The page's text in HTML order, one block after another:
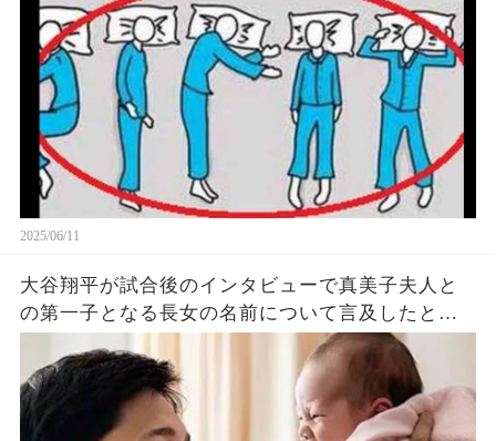
悔
2025/06/11
大谷翔平が試合後のインタビューで真美子夫人と
の第一子となる長女の名前について言及したと話
題に！山本由伸や佐々木朗希は知ってそう！